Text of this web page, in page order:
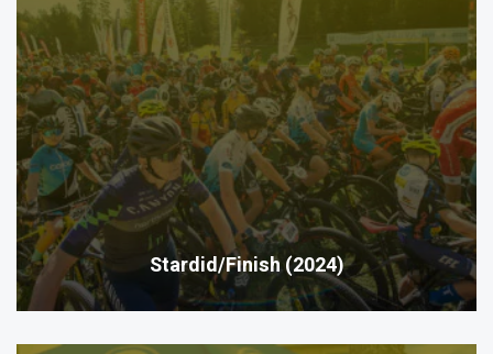
Stardid/Finish (2024)